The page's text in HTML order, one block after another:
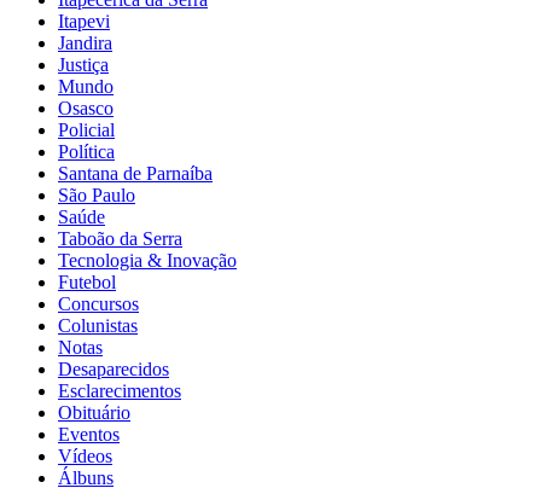
Itapevi
Jandira
Justiça
Mundo
Osasco
Policial
Política
Santana de Parnaíba
São Paulo
Saúde
Taboão da Serra
Tecnologia & Inovação
Futebol
Concursos
Colunistas
Notas
Desaparecidos
Esclarecimentos
Obituário
Eventos
Vídeos
Álbuns